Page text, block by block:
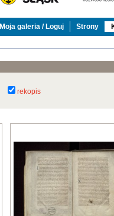
Moja galeria / Loguj Strony
rekopis